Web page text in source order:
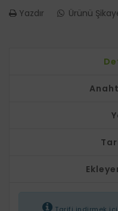
Yazdır Ürünü